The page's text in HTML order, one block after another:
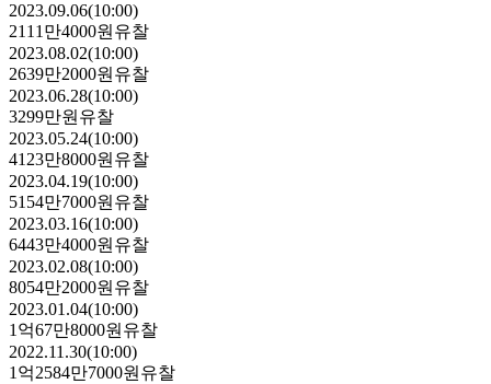
2023.09.06(10:00)
2111만4000원 유찰
2023.08.02(10:00)
2639만2000원 유찰
2023.06.28(10:00)
3299만원 유찰
2023.05.24(10:00)
4123만8000원 유찰
2023.04.19(10:00)
5154만7000원 유찰
2023.03.16(10:00)
6443만4000원 유찰
2023.02.08(10:00)
8054만2000원 유찰
2023.01.04(10:00)
1억67만8000원 유찰
2022.11.30(10:00)
1억2584만7000원 유찰